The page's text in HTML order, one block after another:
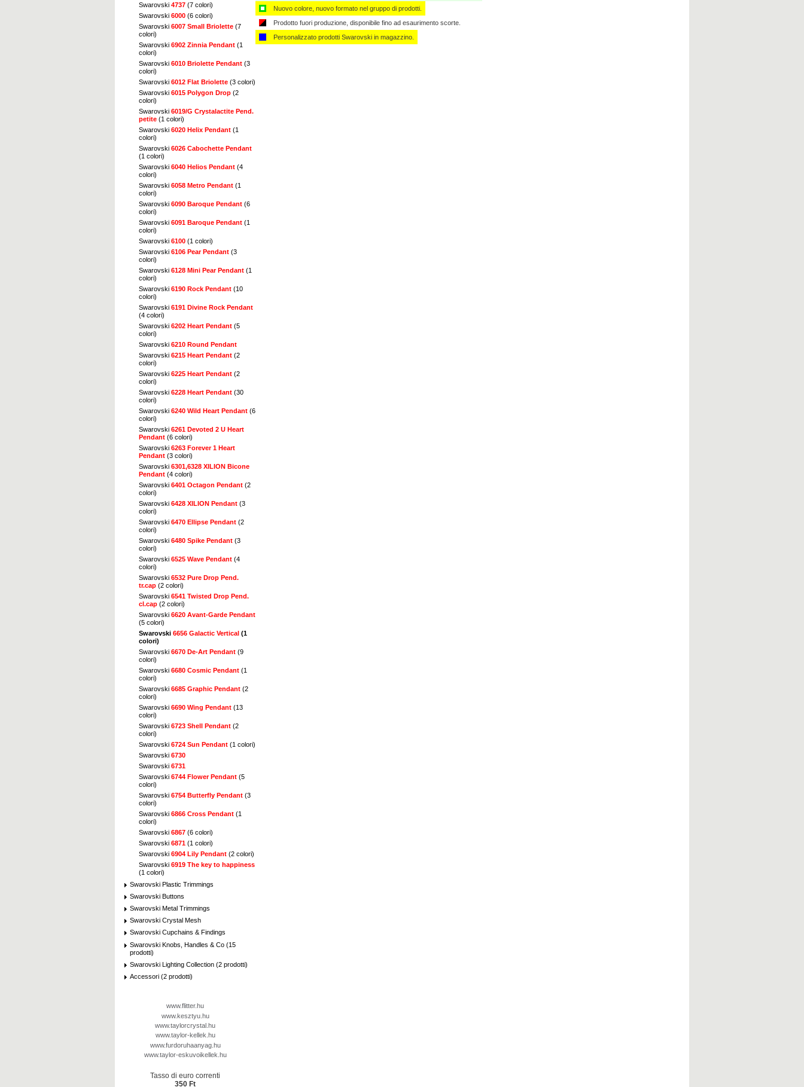
Swarovski 4737 (7 colori)
Swarovski 6000 (6 colori)
Swarovski 6007 Small Briolette (7
colori)
Swarovski 6902 Zinnia Pendant (1
colori)
Swarovski 6010 Briolette Pendant (3
colori)
Swarovski 6012 Flat Briolette (3 colori)
Swarovski 6015 Polygon Drop (2
colori)
Swarovski 6019/G Crystalactite Pend.
petite (1 colori)
Swarovski 6020 Helix Pendant (1
colori)
Swarovski 6026 Cabochette Pendant
(1 colori)
Swarovski 6040 Helios Pendant (4
colori)
Swarovski 6058 Metro Pendant (1
colori)
Swarovski 6090 Baroque Pendant (6
colori)
Swarovski 6091 Baroque Pendant (1
colori)
Swarovski 6100 (1 colori)
Swarovski 6106 Pear Pendant (3
colori)
Swarovski 6128 Mini Pear Pendant (1
colori)
Swarovski 6190 Rock Pendant (10
colori)
Swarovski 6191 Divine Rock Pendant
(4 colori)
Swarovski 6202 Heart Pendant (5
colori)
Swarovski 6210 Round Pendant
Swarovski 6215 Heart Pendant (2
colori)
Swarovski 6225 Heart Pendant (2
colori)
Swarovski 6228 Heart Pendant (30
colori)
Swarovski 6240 Wild Heart Pendant (6
colori)
Swarovski 6261 Devoted 2 U Heart
Pendant (6 colori)
Swarovski 6263 Forever 1 Heart
Pendant (3 colori)
Swarovski 6301,6328 XILION Bicone
Pendant (4 colori)
Swarovski 6401 Octagon Pendant (2
colori)
Swarovski 6428 XILION Pendant (3
colori)
Swarovski 6470 Ellipse Pendant (2
colori)
Swarovski 6480 Spike Pendant (3
colori)
Swarovski 6525 Wave Pendant (4
colori)
Swarovski 6532 Pure Drop Pend.
tr.cap (2 colori)
Swarovski 6541 Twisted Drop Pend.
cl.cap (2 colori)
Swarovski 6620 Avant-Garde Pendant
(5 colori)
Swarovski 6656 Galactic Vertical (1
colori)
Swarovski 6670 De-Art Pendant (9
colori)
Swarovski 6680 Cosmic Pendant (1
colori)
Swarovski 6685 Graphic Pendant (2
colori)
Swarovski 6690 Wing Pendant (13
colori)
Swarovski 6723 Shell Pendant (2
colori)
Swarovski 6724 Sun Pendant (1 colori)
Swarovski 6730
Swarovski 6731
Swarovski 6744 Flower Pendant (5
colori)
Swarovski 6754 Butterfly Pendant (3
colori)
Swarovski 6866 Cross Pendant (1
colori)
Swarovski 6867 (6 colori)
Swarovski 6871 (1 colori)
Swarovski 6904 Lily Pendant (2 colori)
Swarovski 6919 The key to happiness
(1 colori)
Swarovski Plastic Trimmings
Swarovski Buttons
Swarovski Metal Trimmings
Swarovski Crystal Mesh
Swarovski Cupchains & Findings
Swarovski Knobs, Handles & Co (15
prodotti)
Swarovski Lighting Collection (2 prodotti)
Accessori (2 prodotti)
www.flitter.hu
www.kesztyu.hu
www.taylorcrystal.hu
www.taylor-kellek.hu
www.furdoruhaanyag.hu
www.taylor-eskuvoikellek.hu
Tasso di euro correnti
350 Ft
Nuovo colore, nuovo formato nel gruppo di prodotti.
Prodotto fuori produzione, disponibile fino ad esaurimento scorte.
Personalizzato ​​prodotti Swarovski in magazzino.